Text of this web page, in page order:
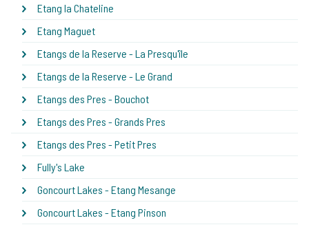
Etang la Chateline
Etang Maguet
Etangs de la Reserve - La Presqu'île
Etangs de la Reserve - Le Grand
Etangs des Pres - Bouchot
Etangs des Pres - Grands Pres
Etangs des Pres - Petit Pres
Fully's Lake
Goncourt Lakes - Etang Mesange
Goncourt Lakes - Etang Pinson